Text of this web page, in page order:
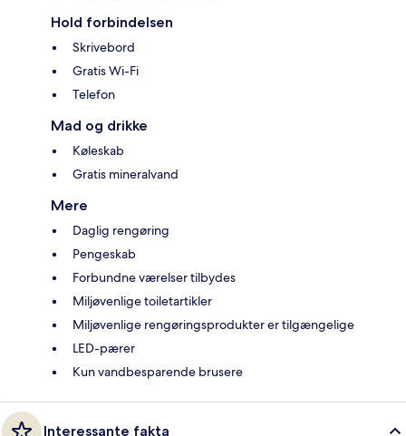
Hold forbindelsen
Skrivebord
Gratis Wi-Fi
Telefon
Mad og drikke
Køleskab
Gratis mineralvand
Mere
Daglig rengøring
Pengeskab
Forbundne værelser tilbydes
Miljøvenlige toiletartikler
Miljøvenlige rengøringsprodukter er tilgængelige
LED-pærer
Kun vandbesparende brusere
Interessante fakta